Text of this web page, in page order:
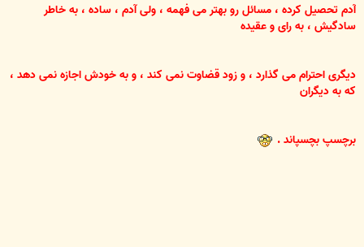
آدم تحصیل کرده ، مسائل رو بهتر می فهمه ، ولی آدم ، ساده ، به خاطر
سادگیش ، به رای و عقیده
دیگری احترام می گذارد ، و زود قضاوت نمی کند ، و به خودش اجازه نمی دهد ،
که به دیگران
برچسپبچسپاند .